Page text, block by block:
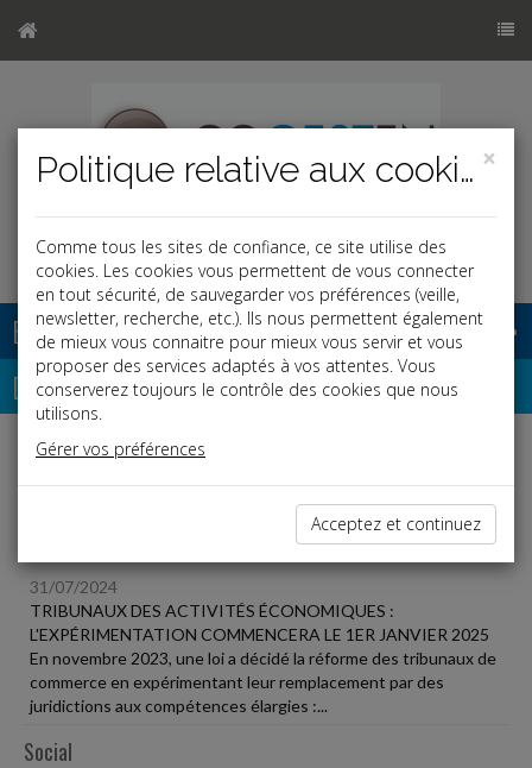
Base documentaire
Dépêches
Liste des dernières dépêches
31/07/2024
TRIBUNAUX DES ACTIVITÉS ÉCONOMIQUES :
L'EXPÉRIMENTATION COMMENCERA LE 1ER JANVIER 2025
En novembre 2023, une loi a décidé la réforme des tribunaux de
commerce en expérimentant leur remplacement par des
juridictions aux compétences élargies :...
Social
×
Politique relative aux cookies
Comme tous les sites de confiance, ce site utilise des
cookies. Les cookies vous permettent de vous connecter
en tout sécurité, de sauvegarder vos préférences (veille,
newsletter, recherche, etc.). Ils nous permettent également
de mieux vous connaitre pour mieux vous servir et vous
proposer des services adaptés à vos attentes. Vous
conserverez toujours le contrôle des cookies que nous
utilisons.
Gérer vos préférences
Acceptez et continuez